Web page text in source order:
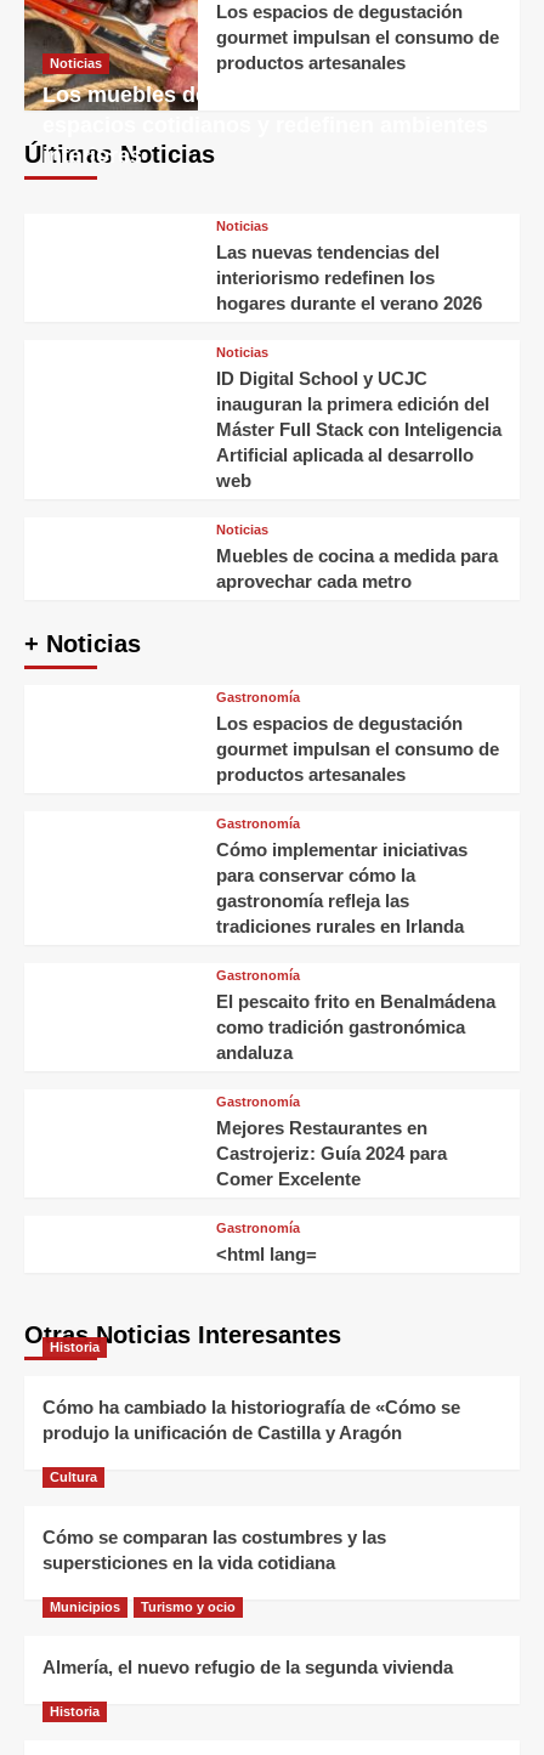
Los espacios de degustación
gourmet impulsan el consumo de
productos artesanales
Últimas Noticias
Noticias
Los muebles decorativos transforman
interiores
Noticias
Las nuevas tendencias del
interiorismo redefinen los
hogares durante el verano 2026
Noticias
ID Digital School y UCJC
inauguran la primera edición del
Máster Full Stack con Inteligencia
Artificial aplicada al desarrollo
web
Noticias
Muebles de cocina a medida para
aprovechar cada metro
+ Noticias
Gastronomía
Los espacios de degustación
gourmet impulsan el consumo de
productos artesanales
Gastronomía
Cómo implementar iniciativas
para conservar cómo la
gastronomía refleja las
tradiciones rurales en Irlanda
Gastronomía
El pescaito frito en Benalmádena
como tradición gastronómica
andaluza
Gastronomía
Mejores Restaurantes en
Castrojeriz: Guía 2024 para
Comer Excelente
Gastronomía
<html lang=
Otras Noticias Interesantes
Historia
Cómo ha cambiado la historiografía de «Cómo se
produjo la unificación de Castilla y Aragón
Cultura
Cómo se comparan las costumbres y las
supersticiones en la vida cotidiana
Municipios Turismo y ocio
Almería, el nuevo refugio de la segunda vivienda
Historia